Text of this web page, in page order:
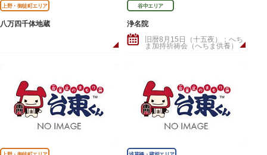
上野・御徒町エリア
八万四千体地蔵
谷中エリア
浄名院
旧暦8月15日（十五夜）：へち
ま加持祈祷会（へちま供養）